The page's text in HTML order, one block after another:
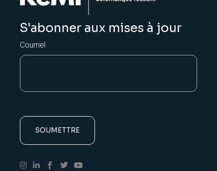
S'abonner aux mises à jour
Courriel